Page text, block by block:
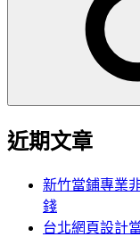
近期文章
新竹當鋪專業
錢
台北網頁設計